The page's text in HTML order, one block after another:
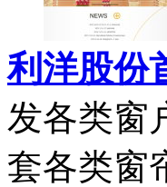
利洋股份
发各类窗
套各类窗